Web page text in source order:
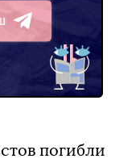
погибли